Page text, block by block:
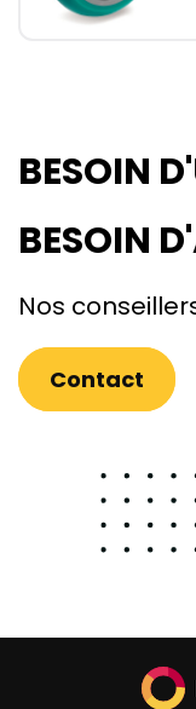
BESOIN
BESOIN
Nos
Contact